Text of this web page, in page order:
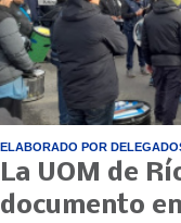
ELABORADO POR
La UOM de
documento